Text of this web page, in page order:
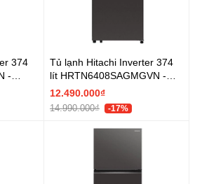
374
-
Tủ lạnh Hitachi Inverter 374
lít HRTN6408SAGMGVN -
Chính hãng
12.490.000₫
14.990.000₫ -17%